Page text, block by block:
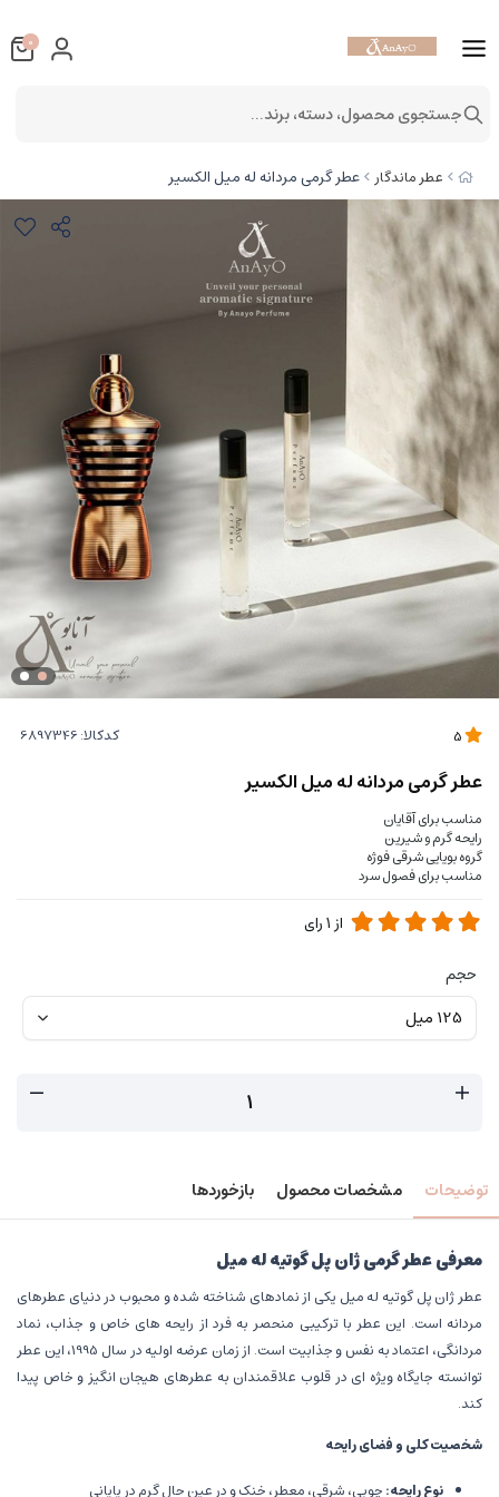
عطر ماندگار عطر گرمی مردانه له میل الکسیر
کدکالا:
عطر گرمی مردانه له میل الکسیر
مناسب برای آقایان
رایحه گرم و شیرین
گروه بویایی شرقی فوژه
مناسب برای فصول سرد
از 1رای
حجم
توضیحات مشخصات محصول بازخوردها
معرفی عطر گرمی ژان پل گوتیه له میل
عطر ژان پل گوتیه له میل یکی از نمادهای شناخته شده و محبوب در دنیای عطرهای
مردانه است. این عطر با ترکیبی منحصر به فرد از رایحه های خاص و جذاب، نماد
مردانگی، اعتماد به نفس و جذابیت است. از زمان عرضه اولیه در سال 1995، این عطر
توانسته جایگاه ویژه ای در قلوب علاقمندان به عطرهای هیجان انگیز و خاص پیدا
کند.
شخصیت کلی و فضای رایحه
نوع رایحه:چوبی، شرقی، معطر، خنک و در عین حال گرم در پایانی
0
جستجوی محصول، دسته، برند...